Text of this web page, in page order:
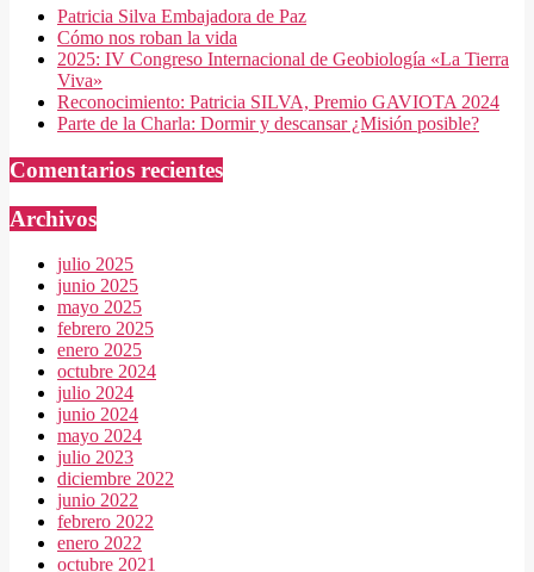
Patricia Silva Embajadora de Paz
Cómo nos roban la vida
2025: IV Congreso Internacional de Geobiología «La Tierra
Viva»
Reconocimiento: Patricia SILVA, Premio GAVIOTA 2024
Parte de la Charla: Dormir y descansar ¿Misión posible?
Comentarios recientes
Archivos
julio 2025
junio 2025
mayo 2025
febrero 2025
enero 2025
octubre 2024
julio 2024
junio 2024
mayo 2024
julio 2023
diciembre 2022
junio 2022
febrero 2022
enero 2022
octubre 2021